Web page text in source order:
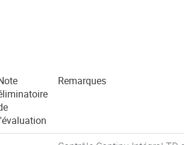
Remarques